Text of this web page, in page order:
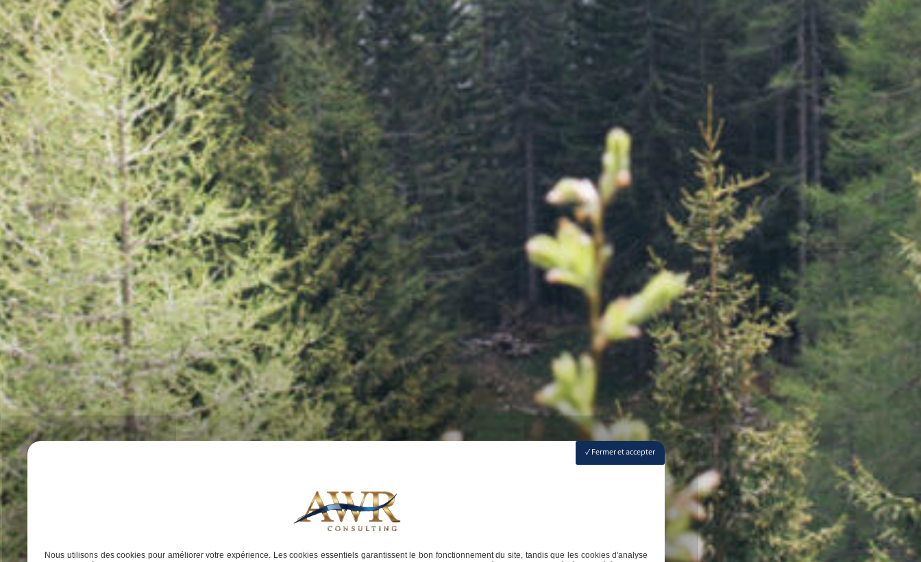
Fermer et accepter
Nous utilisons des cookies pour améliorer votre expérience. Les cookies essentiels garantissent le bon fonctionnement du site, tandis que les cookies d'analyse